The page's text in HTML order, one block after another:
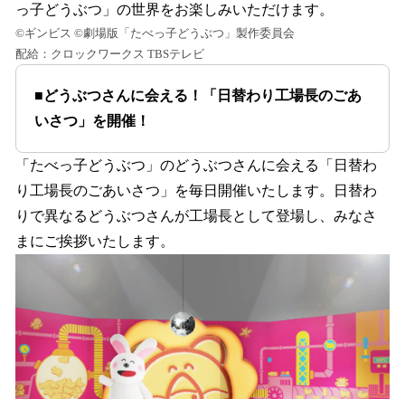
っ子どうぶつ」の世界をお楽しみいただけます。
©ギンビス ©劇場版「たべっ子どうぶつ」製作委員会
配給：クロックワークス TBSテレビ
■どうぶつさんに会える！「日替わり工場長のごあ
いさつ」を開催！
「たべっ子どうぶつ」のどうぶつさんに会える「日替わ
り工場長のごあいさつ」を毎日開催いたします。日替わ
りで異なるどうぶつさんが工場長として登場し、みなさ
まにご挨拶いたします。